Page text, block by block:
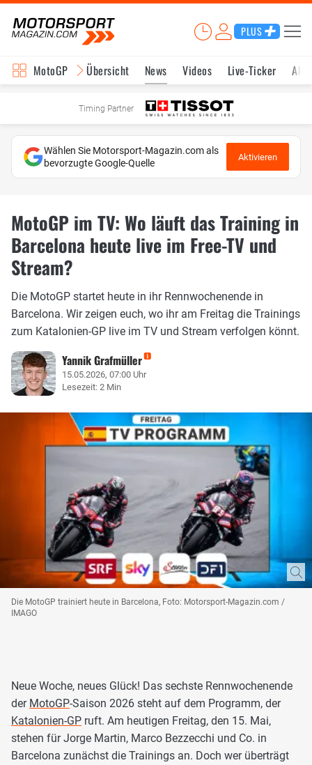
PLUS
MotoGP Übersicht News Videos Live-Ticker
Timing Partner
Wählen Sie Motorsport-Magazin.com als
bevorzugte Google-Quelle
Aktivieren
MotoGP im TV: Wo läuft das Training in
Barcelona heute live im Free-TV und
Stream?
Die MotoGP startet heute in ihr Rennwochenende in
Barcelona. Wir zeigen euch, wo ihr am Freitag die Trainings
zum Katalonien-GP live im TV und Stream verfolgen könnt.
Yannik Grafmüller
15.05.2026, 07:00 Uhr
Lesezeit: 2 Min
Die MotoGP trainiert heute in Barcelona, Foto: Motorsport-Magazin.com /
IMAGO
Neue Woche, neues Glück! Das sechste Rennwochenende
der MotoGP-Saison 2026 steht auf dem Programm, der
Katalonien-GP ruft. Am heutigen Freitag, den 15. Mai,
stehen für Jorge Martin, Marco Bezzecchi und Co. in
Barcelona zunächst die Trainings an. Doch wer überträgt